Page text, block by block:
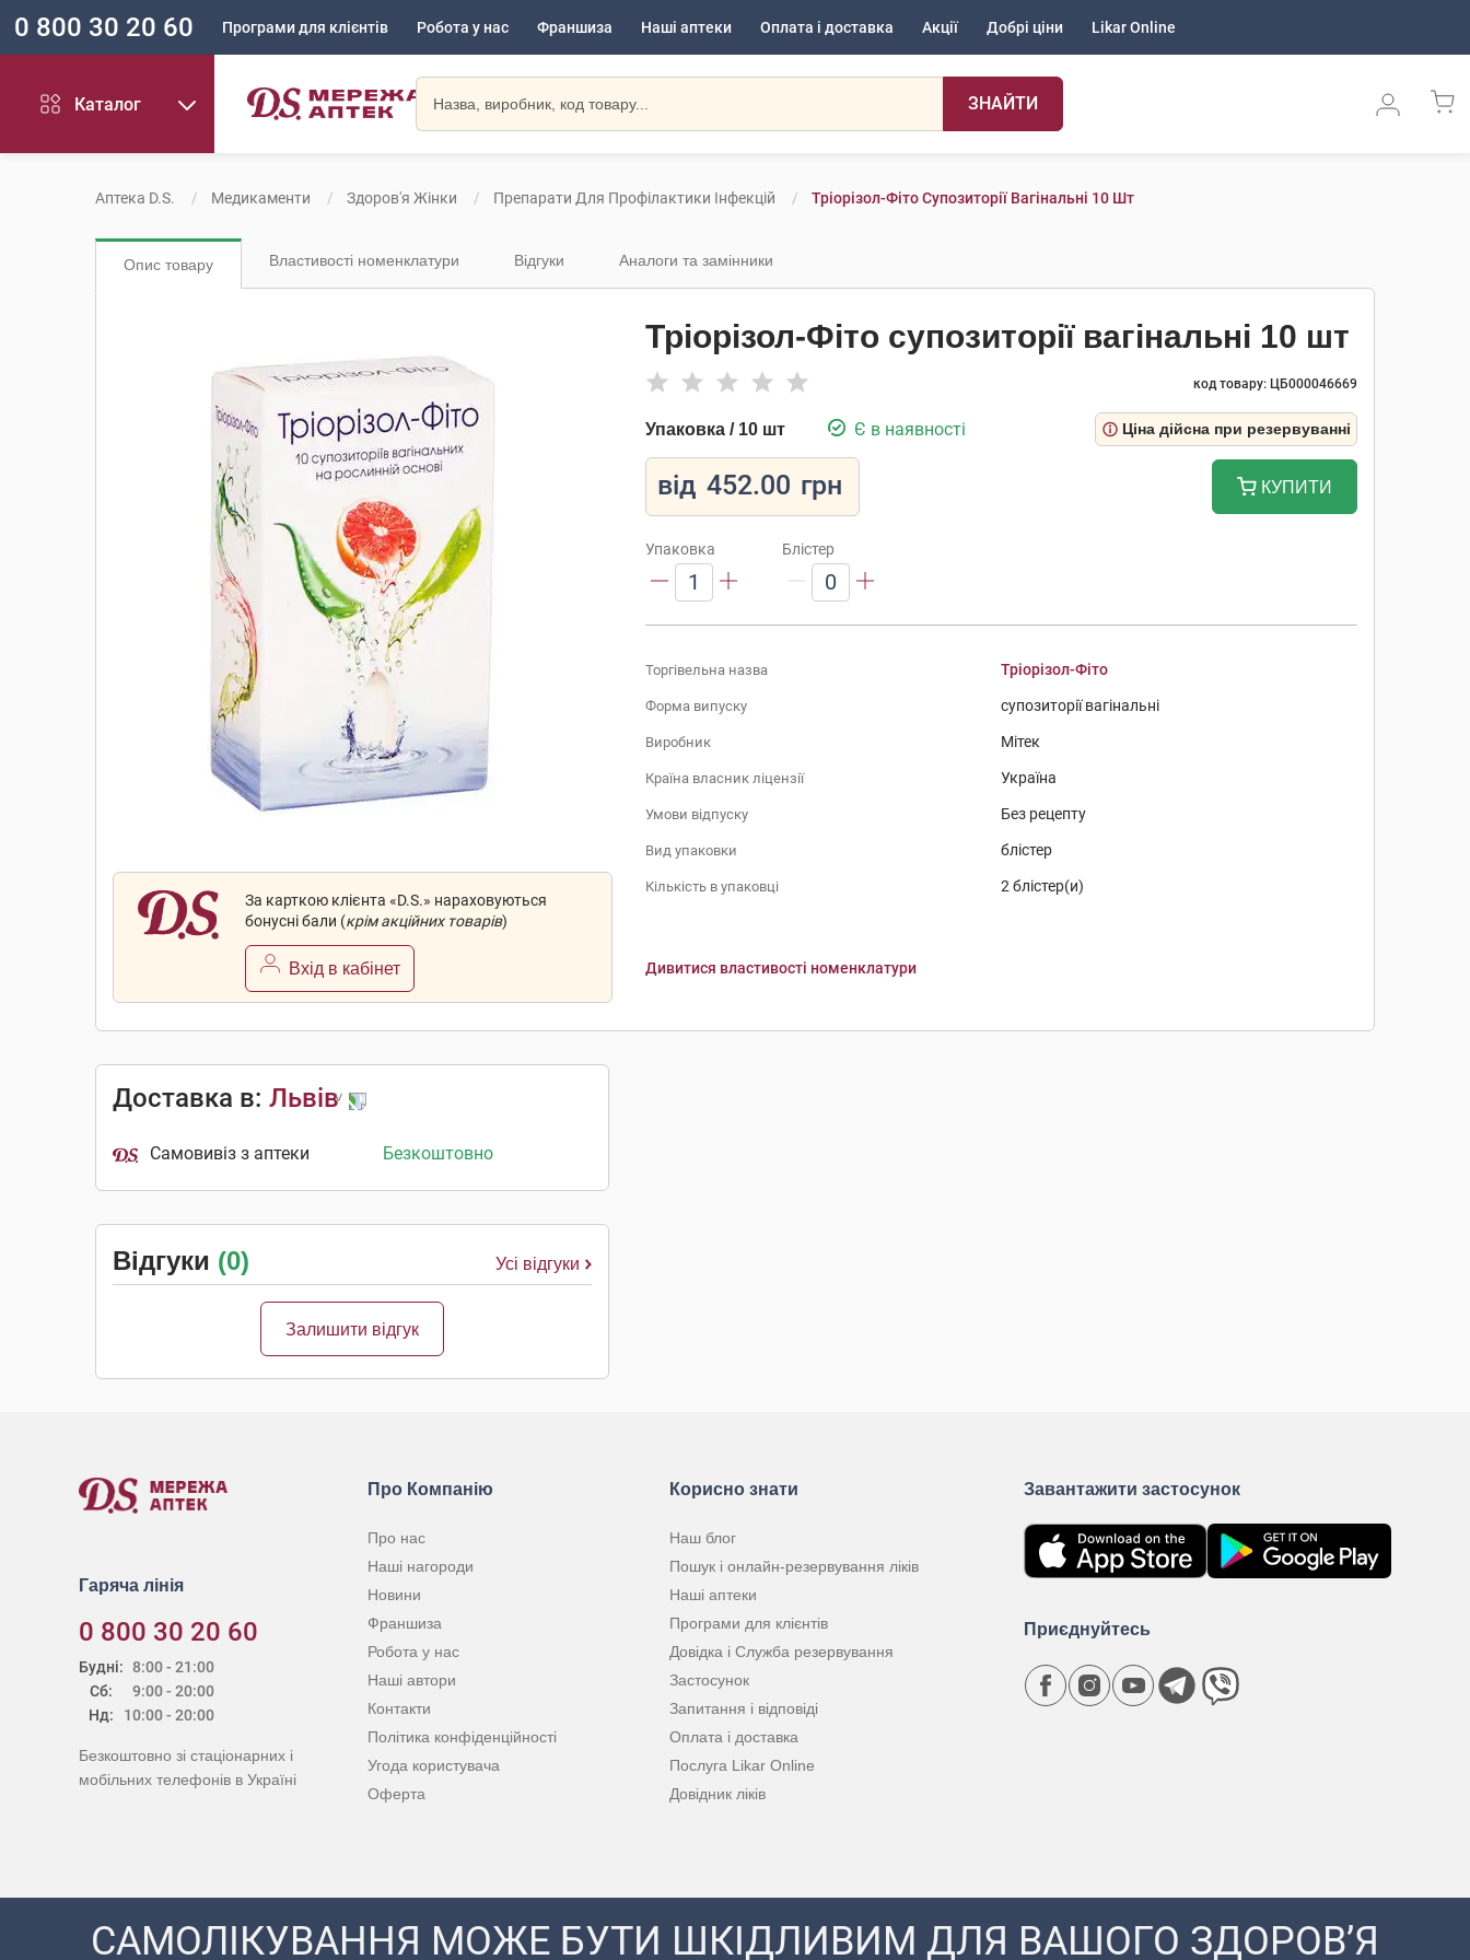
0 800 30 20 60 Програми для клієнтів Робота у нас Франшиза Наші аптеки Оплата і доставка Акції Добрі ціни Likar Online
Каталог ЗНАЙТИ
Аптека D.S. Медикаменти Здоров'я Жінки Препарати Для Профілактики Інфекцій Тріорізол-Фіто Супозиторії Вагінальні 10 Шт
Опис товару Властивості номенклатури Відгуки Аналоги та замінники
За карткою клієнта «D.S.» нараховуються
бонусні бали (крім акційних товарів)
Вхід в кабінет
Тріорізол-Фіто супозиторії вагінальні 10 шт
код товару: ЦБ000046669
Упаковка / 10 шт Є в наявності Ціна дійсна при резервуванні
від 452.00 грн КУПИТИ
Упаковка
1
Блістер
0
Торгівельна назва Тріорізол-Фіто
Форма випуску супозиторії вагінальні
Виробник Мітек
Країна власник ліцензії Україна
Умови відпуску Без рецепту
Вид упаковки блістер
Кількість в упаковці 2 блістер(и)
Дивитися властивості номенклатури
Доставка в: Львів
Самовивіз з аптеки Безкоштовно
Відгуки (0) Усі відгуки
Залишити відгук
Гаряча лінія
0 800 30 20 60
Будні:
Сб:
Нд:
8:00 - 21:00
9:00 - 20:00
10:00 - 20:00
Безкоштовно зі стаціонарних і
мобільних телефонів в Україні
Про Компанію
Про нас
Наші нагороди
Новини
Франшиза
Робота у нас
Наші автори
Контакти
Політика конфіденційності
Угода користувача
Оферта
Корисно знати
Наш блог
Пошук і онлайн-резервування ліків
Наші аптеки
Програми для клієнтів
Довідка і Служба резервування
Застосунок
Запитання і відповіді
Оплата і доставка
Послуга Likar Online
Довідник ліків
Завантажити застосунок
Приєднуйтесь
САМОЛІКУВАННЯ МОЖЕ БУТИ ШКІДЛИВИМ ДЛЯ ВАШОГО ЗДОРОВ’Я